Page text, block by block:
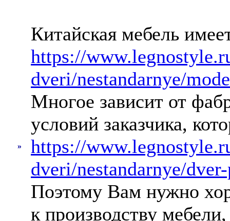
»
Китайская мебель
https://
dveri/nestandarnye/
Многое зависит от
условий заказчика,
https://
dveri/nestandarnye/
Поэтому Вам нужно
к производству